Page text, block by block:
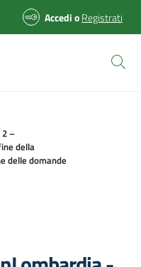
AccedioRegistrati
2 –
della
delle domande